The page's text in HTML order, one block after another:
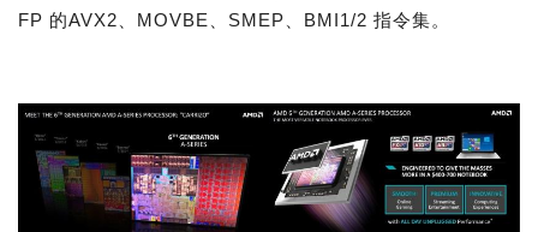
FP 的AVX2、MOVBE、SMEP、BMI1/2 指令集。